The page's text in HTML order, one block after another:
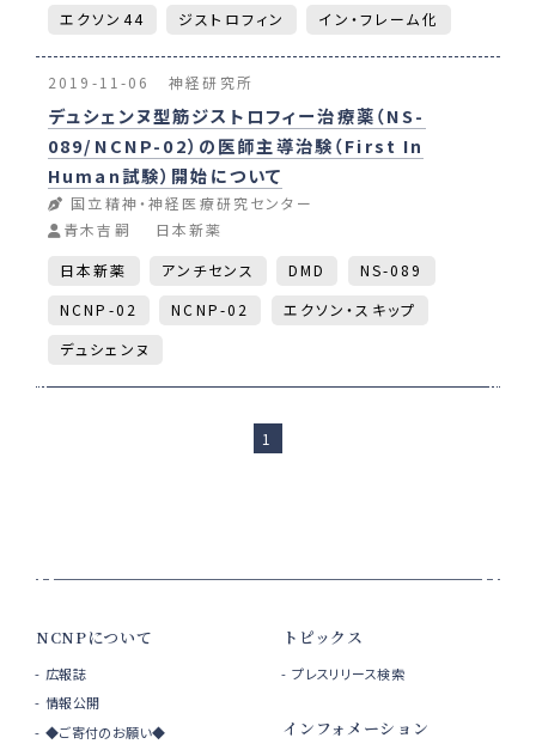
エクソン44
ジストロフィン イン・フレーム化
2019-11-06 神経研究所
デュシェンヌ型筋ジストロフィー治療薬（NS-
089/NCNP-02）の医師主導治験（First In
Human試験）開始について
国立精神・神経医療研究センター
青木吉嗣
日本新薬
日本新薬
アンチセンス DMD
NS-089
NCNP-02
NCNP-02
エクソン・スキップ
デュシェンヌ
1
NCNPについて
広報誌
情報公開
◆ご寄付のお願い◆
トピックス
プレスリリース検索
インフォメーション